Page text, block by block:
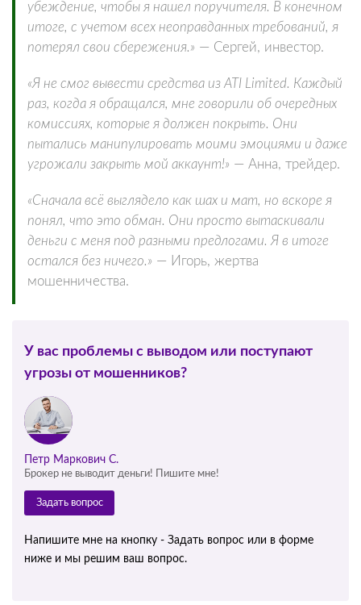
убеждение, чтобы я нашел поручителя. В конечном
итоге, с учетом всех неоправданных требований, я
потерял свои сбережения.» — Сергей, инвестор.
«Я не смог вывести средства из ATI Limited. Каждый
раз, когда я обращался, мне говорили об очередных
комиссиях, которые я должен покрыть. Они
пытались манипулировать моими эмоциями и даже
угрожали закрыть мой аккаунт!» — Анна, трейдер.
«Сначала всё выглядело как шах и мат, но вскоре я
понял, что это обман. Они просто вытаскивали
деньги с меня под разными предлогами. Я в итоге
остался без ничего.» — Игорь, жертва
мошенничества.
У вас проблемы с выводом или поступают
угрозы от мошенников?
Петр Маркович С.
Брокер не выводит деньги! Пишите мне!
Задать вопрос
Напишите мне на кнопку - Задать вопрос или в форме
ниже и мы решим ваш вопрос.